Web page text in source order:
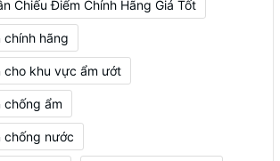
Chiếu Điểm Chính Hãng Giá Tốt
hãng
cho khu vực ẩm ướt
chống ẩm
chống nước